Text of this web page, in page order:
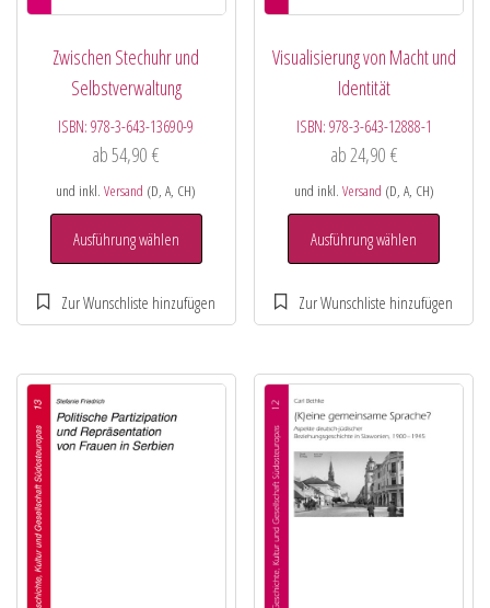
Zwischen Stechuhr und
Selbstverwaltung
ISBN:978-3-643-13690-9
ab54,90€
und inkl.Versand (D, A, CH)
Ausführung wählen
Visualisierung von Macht und
Identität
ISBN: 978-3-643-12888-1
ab24,90 €
und inkl. Versand (D, A, CH)
Ausführung wählen